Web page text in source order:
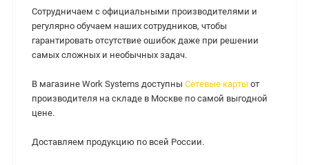
Сотрудничаем с официальными производителями и
регулярно обучаем наших сотрудников, чтобы
гарантировать отсутствие ошибок даже при решении
самых сложных и необычных задач.
В магазине Work Systems доступны Сетевые карты от
производителя на складе в Москве по самой выгодной
цене.
Доставляем продукцию по всей России.